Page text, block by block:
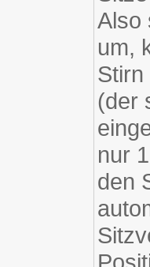
Also
um,
(der
nur
den